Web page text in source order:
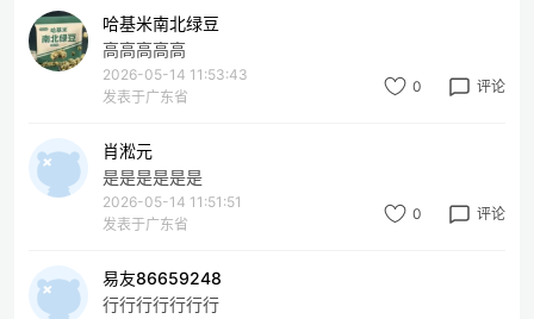
哈基米南北绿豆
高高高高高
2026-05-14 11:53:43
发表于广东省
0 评论
肖淞元
是是是是是是
2026-05-14 11:51:51
发表于广东省
0 评论
易友86659248
行行行行行行行